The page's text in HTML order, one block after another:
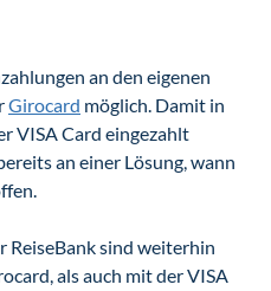
an den eigenen
Girocard möglich. Damit in
VISA Card eingezahlt
an einer Lösung, wann
ReiseBank sind weiterhin
als auch mit der VISA